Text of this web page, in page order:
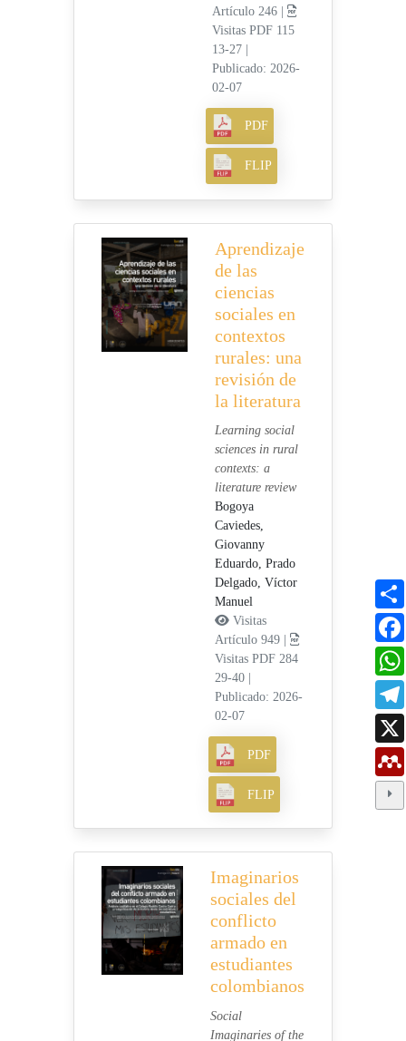
Artículo 246 |
Visitas PDF 115
13-27
Publicado: 2026-
02-07
PDF
FLIP
Aprendizaje
de las
ciencias
sociales en
contextos
rurales: una
revisión de
la literatura
Learning social
sciences in rural
contexts: a
literature review
Bogoya
Caviedes,
Giovanny
Eduardo, Prado
Delgado, Víctor
Manuel
Visitas
Artículo 949 |
Visitas PDF 284
29-40
Publicado: 2026-
02-07
PDF
FLIP
Imaginarios
sociales del
conflicto
armado en
estudiantes
colombianos
Social
Imaginaries of the